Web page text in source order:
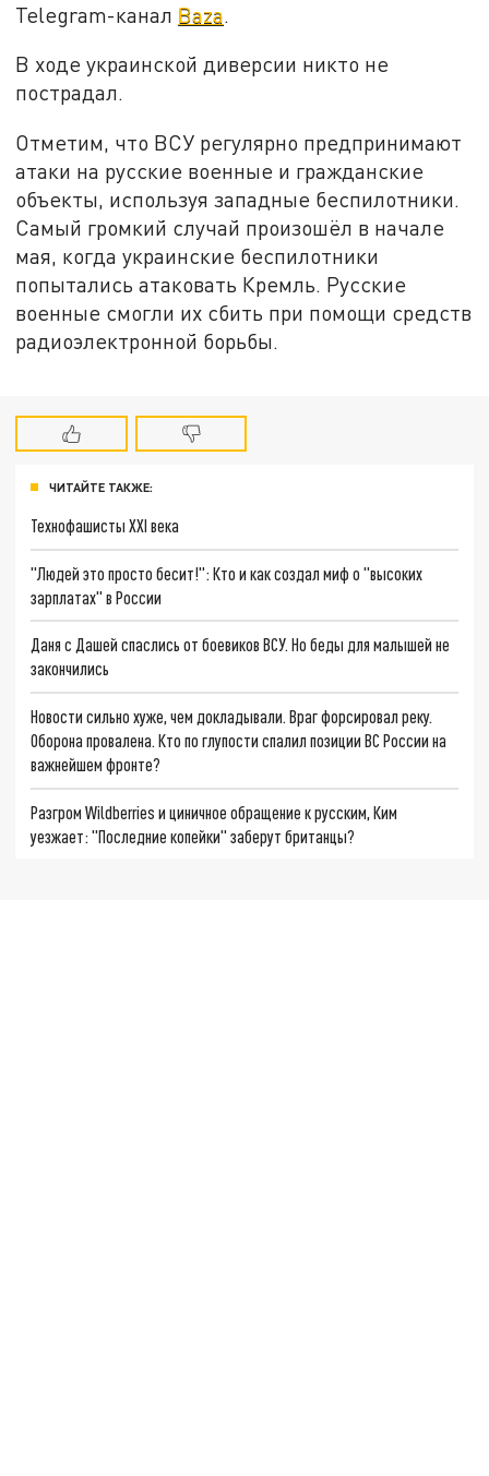
Telegram-канал Baza.
В ходе украинской диверсии никто не
пострадал.
Отметим, что ВСУ регулярно предпринимают
атаки на русские военные и гражданские
объекты, используя западные беспилотники.
Самый громкий случай произошёл в начале
мая, когда украинские беспилотники
попытались атаковать Кремль. Русские
военные смогли их сбить при помощи средств
радиоэлектронной борьбы.
ЧИТАЙТЕ ТАКЖЕ:
Технофашисты XXI века
"Людей это просто бесит!": Кто и как создал миф о "высоких
зарплатах" в России
Даня с Дашей спаслись от боевиков ВСУ. Но беды для малышей не
закончились
Новости сильно хуже, чем докладывали. Враг форсировал реку.
Оборона провалена. Кто по глупости спалил позиции ВС России на
важнейшем фронте?
Разгром Wildberries и циничное обращение к русским, Ким
уезжает: "Последние копейки" заберут британцы?